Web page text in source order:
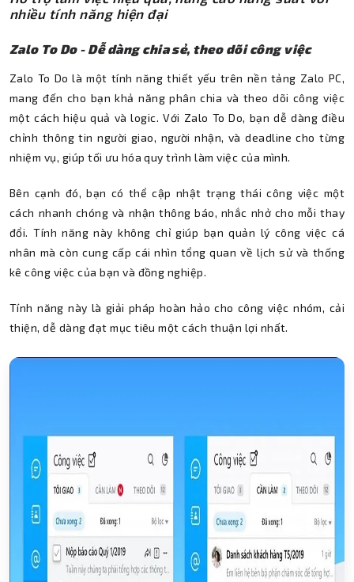
nhiều tính năng hiện đại
Zalo To Do - Dễ dàng chia sẻ, theo dõi công việc
Zalo To Do là một tính năng thiết yếu trên nền tảng Zalo PC,
mang đến cho bạn khả năng phân chia và theo dõi công việc
một cách hiệu quả và logic. Với Zalo To Do, bạn dễ dàng điều
chỉnh thông tin người giao, người nhận, và deadline cho từng
nhiệm vụ, giúp tối ưu hóa quy trình làm việc của mình.
Bên cạnh đó, bạn có thể cập nhật trạng thái công việc một
cách nhanh chóng và nhận thông báo, nhắc nhở cho mỗi thay
đổi. Tính năng này không chỉ giúp bạn quản lý công việc cá
nhân mà còn cung cấp cái nhìn tổng quan về lịch sử và thống
kê công việc của bạn và đồng nghiệp.
Tính năng này là giải pháp hoàn hảo cho công việc nhóm, cải
thiện, dễ dàng đạt mục tiêu một cách thuận lợi nhất.